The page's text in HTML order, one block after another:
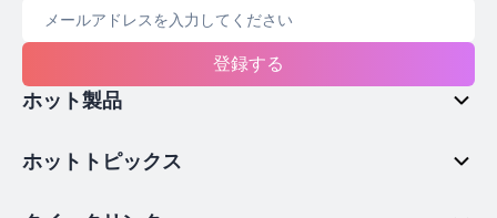
登録する
ホット製品
ホットトピックス